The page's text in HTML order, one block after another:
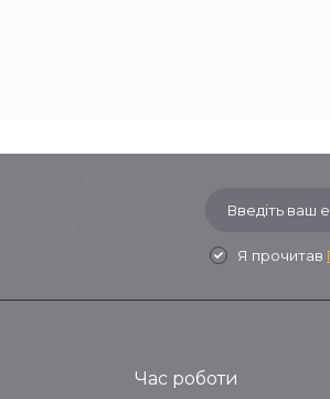
Я прочитав
Час роботи